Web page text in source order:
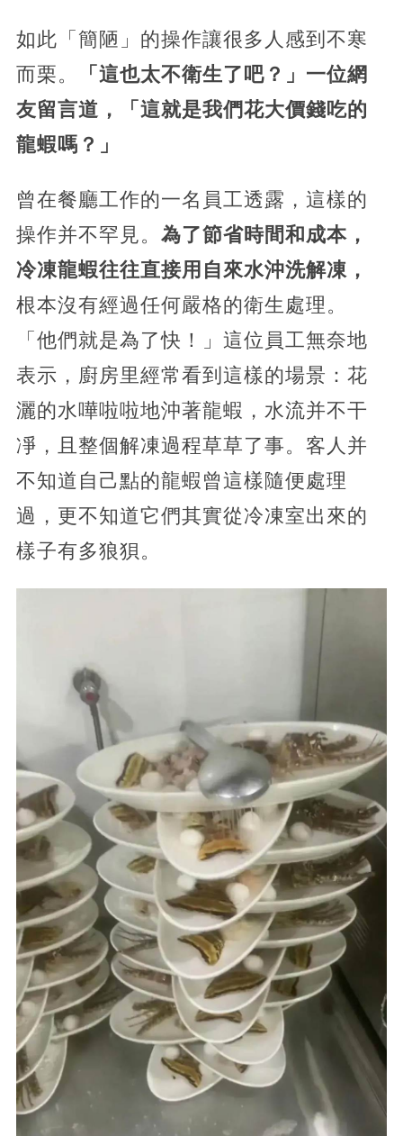
如此「簡陋」的操作讓很多人感到不寒
而栗。
「這也太不衛生了吧？」一位網
友留言道，「這就是我們花大價錢吃的
龍蝦嗎？」
曾在餐廳工作的一名員工透露，這樣的
操作并不罕見。 為了節省時間和成本，
冷凍龍蝦往往直接用自來水沖洗解凍，
根本沒有經過任何嚴格的衛生處理。
「他們就是為了快！」這位員工無奈地
表示，廚房里經常看到這樣的場景：花
灑的水嘩啦啦地沖著龍蝦，水流并不干
凈，且整個解凍過程草草了事。客人并
不知道自己點的龍蝦曾這樣隨便處理
過，更不知道它們其實從冷凍室出來的
樣子有多狼狽。